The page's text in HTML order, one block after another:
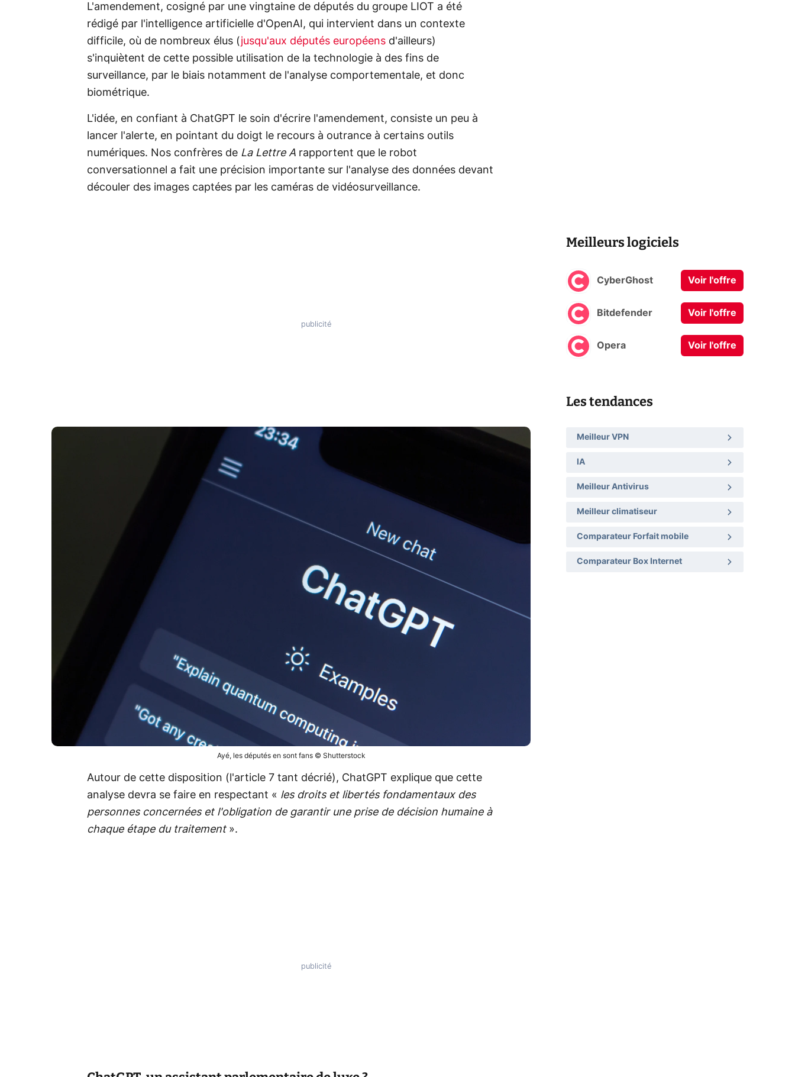
L'amendement, cosigné par une vingtaine de députés du groupe LIOT a été
rédigé par l'intelligence artificielle d'OpenAI, qui intervient dans un contexte
difficile, où de nombreux élus ( jusqu'aux députés européens d'ailleurs)
s'inquiètent de cette possible utilisation de la technologie à des fins de
surveillance, par le biais notamment de l'analyse comportementale, et donc
biométrique.
L'idée, en confiant à ChatGPT le soin d'écrire l'amendement, consiste un peu à
lancer l'alerte, en pointant du doigt le recours à outrance à certains outils
numériques. Nos confrères de La Lettre A rapportent que le robot
conversationnel a fait une précision importante sur l'analyse des données devant
découler des images captées par les caméras de vidéosurveillance.
Ayé, les députés en sont fans © Shutterstock
Autour de cette disposition (l'article 7 tant décrié), ChatGPT explique que cette
analyse devra se faire en respectant « les droits et libertés fondamentaux des
personnes concernées et l'obligation de garantir une prise de décision humaine à
chaque étape du traitement».
Meilleurs logiciels
CyberGhost Voir l'offre
Bitdefender Voir l'offre
Opera Voir l'offre
Les tendances
Meilleur VPN
IA
Meilleur Antivirus
Meilleur climatiseur
Comparateur Forfait mobile
Comparateur Box Internet